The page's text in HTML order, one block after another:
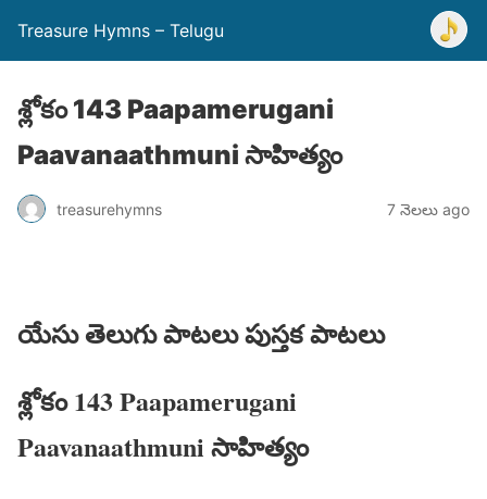
Treasure Hymns – Telugu
శ్లోకం 143 Paapamerugani
Paavanaathmuni సాహిత్యం
treasurehymns 7 నెలలు ago
యేసు తెలుగు పాటలు పుస్తక పాటలు
శ్లోకం 143 Paapamerugani
Paavanaathmuni సాహిత్యం